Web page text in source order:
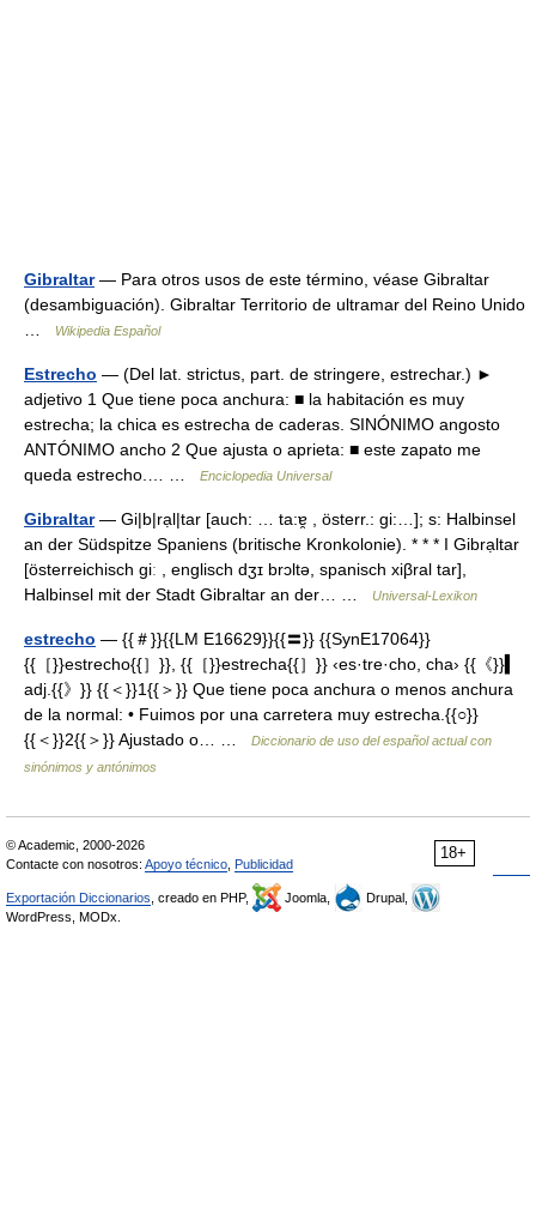
Gibraltar— Para otros usos de este término, véase Gibraltar
(desambiguación). Gibraltar Territorio de ultramar del Reino Unido
Wikipedia Español
Estrecho — (Del lat. strictus, part. de stringere, estrechar.) ►
adjetivo 1 Que tiene poca anchura: ■ la habitación es muy
estrecha; la chica es estrecha de caderas. SINÓNIMO angosto
ANTÓNIMO ancho 2 Que ajusta o aprieta: ■ este zapato me
queda estrecho.… …
Enciclopedia Universal
Gibraltar— Gi|b|rạl|tar [auch: … ta:ɐ̯ , österr.: gi:…]; s: Halbinsel
an der Südspitze Spaniens (britische Kronkolonie). * * * I Gibrạltar
[österreichisch giː , englisch dʒɪ brɔltə, spanisch xiβral tar],
Halbinsel mit der Stadt Gibraltar an der… …
Universal-Lexikon
estrecho — {{＃}}{{LM E16629}}{{〓}} {{SynE17064}}
{{［}}estrecho{{］}}, {{［}}estrecha{{］}} ‹es·tre·cho, cha› {{《}}▍
adj.{{》}} {{＜}}1{{＞}} Que tiene poca anchura o menos anchura
de la normal: • Fuimos por una carretera muy estrecha.{{○}}
{{＜}}2{{＞}} Ajustado o… …
Diccionario de uso del español actual con
sinónimos y antónimos
18+
© Academic, 2000-2026
Contacte con nosotros: Apoyo técnico Publicidad
Exportación Diccionarios , creado en PHP, Joomla,
Drupal,
WordPress, MODx.